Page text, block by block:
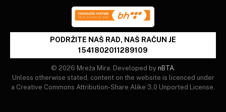
PODRŽITE NAŠ RAD, NAŠ RAČUN JE
1541802011289109
© 2026 Mreža Mira. Developed by nBTA.
Unless otherwise stated, content on the website is licenced under
a Creative Commons Attribution-Share Alike 3.0 Unported License.